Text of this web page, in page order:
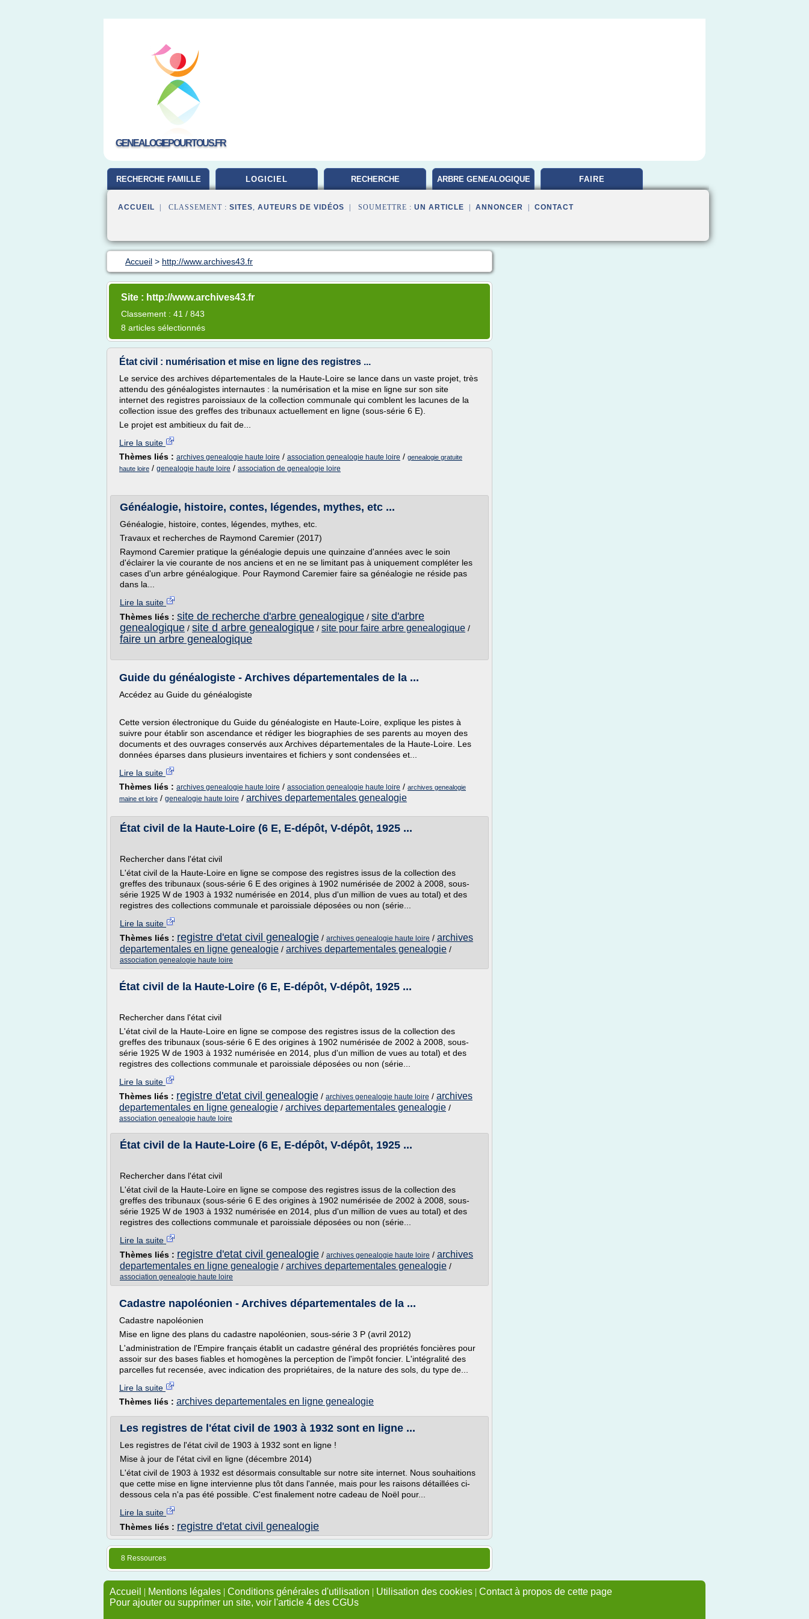
GENEALOGIEPOURTOUS.FR
RECHERCHE FAMILLE LOGICIEL RECHERCHE ARBRE GENEALOGIQUE FAIRE
ACCUEIL | CLASSEMENT : SITES, AUTEURS DE VIDÉOS | SOUMETTRE : UN ARTICLE ANNONCER CONTACT
Accueil > http://www.archives43.fr
Site : http://www.archives43.fr
Classement : 41 / 843
8 articles sélectionnés
État civil : numérisation et mise en ligne des registres ...
Le service des archives départementales de la Haute-Loire se lance dans un vaste projet, très
attendu des généalogistes internautes : la numérisation et la mise en ligne sur son site
internet des registres paroissiaux de la collection communale qui comblent les lacunes de la
collection issue des greffes des tribunaux actuellement en ligne (sous-série 6 E).
Le projet est ambitieux du fait de...
Lire la suite
Thèmes liés : archives genealogie haute loire / association genealogie haute loire / genealogie gratuite
haute loire / genealogie haute loire / association de genealogie loire
Généalogie, histoire, contes, légendes, mythes, etc ...
Généalogie, histoire, contes, légendes, mythes, etc.
Travaux et recherches de Raymond Caremier (2017)
Raymond Caremier pratique la généalogie depuis une quinzaine d'années avec le soin
d'éclairer la vie courante de nos anciens et en ne se limitant pas à uniquement compléter les
cases d'un arbre généalogique. Pour Raymond Caremier faire sa généalogie ne réside pas
dans la...
Lire la suite
Thèmes liés : site de recherche d'arbre genealogique / site d'arbre
genealogique / site d arbre genealogique / site pour faire arbre genealogique /
faire un arbre genealogique
Guide du généalogiste - Archives départementales de la ...
Accédez au Guide du généalogiste
Cette version électronique du Guide du généalogiste en Haute-Loire, explique les pistes à
suivre pour établir son ascendance et rédiger les biographies de ses parents au moyen des
documents et des ouvrages conservés aux Archives départementales de la Haute-Loire. Les
données éparses dans plusieurs inventaires et fichiers y sont condensées et...
Lire la suite
Thèmes liés : archives genealogie haute loire / association genealogie haute loire / archives genealogie
maine et loire / genealogie haute loire / archives departementales genealogie
État civil de la Haute-Loire (6 E, E-dépôt, V-dépôt, 1925 ...
Rechercher dans l'état civil
L'état civil de la Haute-Loire en ligne se compose des registres issus de la collection des
greffes des tribunaux (sous-série 6 E des origines à 1902 numérisée de 2002 à 2008, sous-
série 1925 W de 1903 à 1932 numérisée en 2014, plus d'un million de vues au total) et des
registres des collections communale et paroissiale déposées ou non (série...
Lire la suite
Thèmes liés : registre d'etat civil genealogie / archives genealogie haute loire / archives
departementales en ligne genealogie / archives departementales genealogie /
association genealogie haute loire
État civil de la Haute-Loire (6 E, E-dépôt, V-dépôt, 1925 ...
Rechercher dans l'état civil
L'état civil de la Haute-Loire en ligne se compose des registres issus de la collection des
greffes des tribunaux (sous-série 6 E des origines à 1902 numérisée de 2002 à 2008, sous-
série 1925 W de 1903 à 1932 numérisée en 2014, plus d'un million de vues au total) et des
registres des collections communale et paroissiale déposées ou non (série...
Lire la suite
Thèmes liés : registre d'etat civil genealogie / archives genealogie haute loire / archives
departementales en ligne genealogie / archives departementales genealogie /
association genealogie haute loire
État civil de la Haute-Loire (6 E, E-dépôt, V-dépôt, 1925 ...
Rechercher dans l'état civil
L'état civil de la Haute-Loire en ligne se compose des registres issus de la collection des
greffes des tribunaux (sous-série 6 E des origines à 1902 numérisée de 2002 à 2008, sous-
série 1925 W de 1903 à 1932 numérisée en 2014, plus d'un million de vues au total) et des
registres des collections communale et paroissiale déposées ou non (série...
Lire la suite
Thèmes liés : registre d'etat civil genealogie / archives genealogie haute loire / archives
departementales en ligne genealogie / archives departementales genealogie /
association genealogie haute loire
Cadastre napoléonien - Archives départementales de la ...
Cadastre napoléonien
Mise en ligne des plans du cadastre napoléonien, sous-série 3 P (avril 2012)
L'administration de l'Empire français établit un cadastre général des propriétés foncières pour
assoir sur des bases fiables et homogènes la perception de l'impôt foncier. L'intégralité des
parcelles fut recensée, avec indication des propriétaires, de la nature des sols, du type de...
Lire la suite
Thèmes liés : archives departementales en ligne genealogie
Les registres de l'état civil de 1903 à 1932 sont en ligne ...
Les registres de l'état civil de 1903 à 1932 sont en ligne !
Mise à jour de l'état civil en ligne (décembre 2014)
L'état civil de 1903 à 1932 est désormais consultable sur notre site internet. Nous souhaitions
que cette mise en ligne intervienne plus tôt dans l'année, mais pour les raisons détaillées ci-
dessous cela n'a pas été possible. C'est finalement notre cadeau de Noël pour...
Lire la suite
Thèmes liés : registre d'etat civil genealogie
8 Ressources
Accueil | Mentions légales | Conditions générales d'utilisation | Utilisation des cookies | Contact à propos de cette page
Pour ajouter ou supprimer un site, voir l'article 4 des CGUs